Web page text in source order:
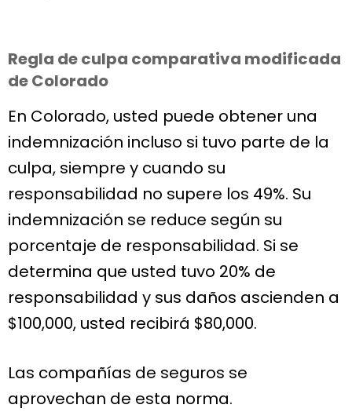
Regla de culpa comparativa modificada
de Colorado
En Colorado, usted puede obtener una
indemnización incluso si tuvo parte de la
culpa, siempre y cuando su
responsabilidad no supere los 49%. Su
indemnización se reduce según su
porcentaje de responsabilidad. Si se
determina que usted tuvo 20% de
responsabilidad y sus daños ascienden a
$100,000, usted recibirá $80,000.
Las compañías de seguros se
aprovechan de esta norma.